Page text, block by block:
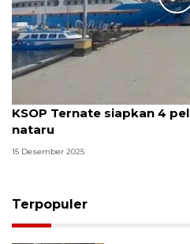
KSOP Ternate siapkan 4
nataru
15 Desember 2025
Terpopuler